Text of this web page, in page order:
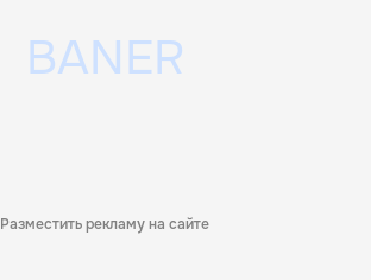
Разместить рекламу на сайте